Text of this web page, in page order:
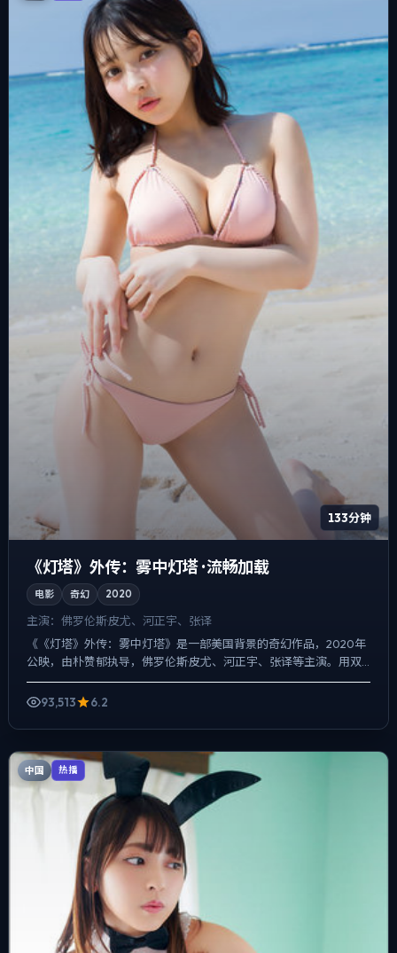
133分钟
《灯塔》外传：雾中灯塔 · 流畅加载
电影 奇幻 2020
主演： 佛罗伦斯·皮尤、河正宇、张译
《《灯塔》外传：雾中灯塔》是一部美国背景的奇幻作品，2020年
公映，由朴赞郁执导，佛罗伦斯·皮尤、河正宇、张译等主演。用双
线叙事把过去与现在拧成一股绳，动作戏服务于叙事节点，每...
93,513
6.2
中国 热播